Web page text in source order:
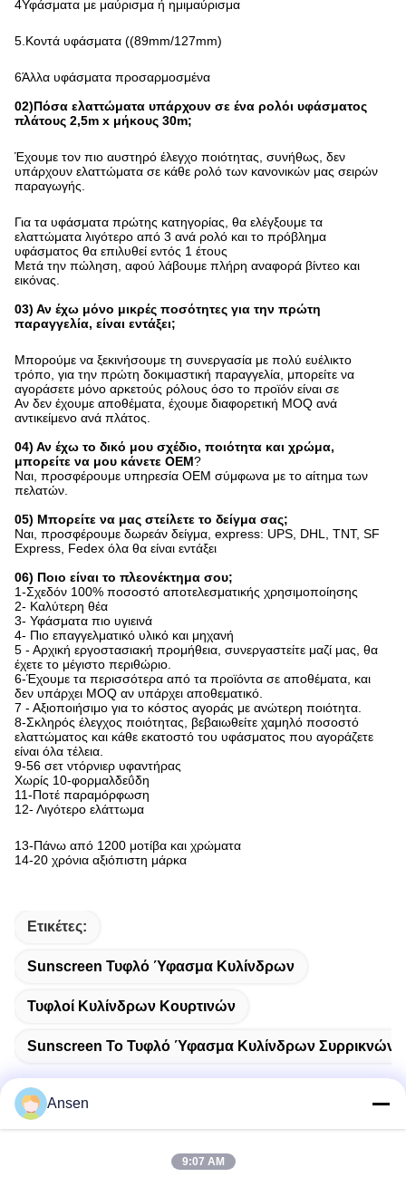
4Υφάσματα με μαύρισμα ή ημιμαύρισμα
5.Κοντά υφάσματα ((89mm/127mm)
6Άλλα υφάσματα προσαρμοσμένα
02)Πόσα ελαττώματα υπάρχουν σε ένα ρολόι υφάσματος
πλάτους 2,5m x μήκους 30m;
Έχουμε τον πιο αυστηρό έλεγχο ποιότητας, συνήθως, δεν
υπάρχουν ελαττώματα σε κάθε ρολό των κανονικών μας σειρών
παραγωγής.
Για τα υφάσματα πρώτης κατηγορίας, θα ελέγξουμε τα
ελαττώματα λιγότερο από 3 ανά ρολό και το πρόβλημα
υφάσματος θα επιλυθεί εντός 1 έτους
Μετά την πώληση, αφού λάβουμε πλήρη αναφορά βίντεο και
εικόνας.
03) Αν έχω μόνο μικρές ποσότητες για την πρώτη
παραγγελία, είναι εντάξει;
Μπορούμε να ξεκινήσουμε τη συνεργασία με πολύ ευέλικτο
τρόπο, για την πρώτη δοκιμαστική παραγγελία, μπορείτε να
αγοράσετε μόνο αρκετούς ρόλους όσο το προϊόν είναι σε
Αν δεν έχουμε αποθέματα, έχουμε διαφορετική MOQ ανά
αντικείμενο ανά πλάτος.
04) Αν έχω το δικό μου σχέδιο, ποιότητα και χρώμα,
μπορείτε να μου κάνετε OEM?
Ναι, προσφέρουμε υπηρεσία OEM σύμφωνα με το αίτημα των
πελατών.
05) Μπορείτε να μας στείλετε το δείγμα σας;
Ναι, προσφέρουμε δωρεάν δείγμα, express: UPS, DHL, TNT, SF
Express, Fedex όλα θα είναι εντάξει
06) Ποιο είναι το πλεονέκτημα σου;
1-Σχεδόν 100% ποσοστό αποτελεσματικής χρησιμοποίησης
2- Καλύτερη θέα
3- Υφάσματα πιο υγιεινά
4- Πιο επαγγελματικό υλικό και μηχανή
5 - Αρχική εργοστασιακή προμήθεια, συνεργαστείτε μαζί μας, θα
έχετε το μέγιστο περιθώριο.
6-Έχουμε τα περισσότερα από τα προϊόντα σε αποθέματα, και
δεν υπάρχει MOQ αν υπάρχει αποθεματικό.
7 - Αξιοποιήσιμο για το κόστος αγοράς με ανώτερη ποιότητα.
8-Σκληρός έλεγχος ποιότητας, βεβαιωθείτε χαμηλό ποσοστό
ελαττώματος και κάθε εκατοστό του υφάσματος που αγοράζετε
είναι όλα τέλεια.
9-56 σετ ντόρνιερ υφαντήρας
Χωρίς 10-φορμαλδεΰδη
11-Ποτέ παραμόρφωση
12- Λιγότερο ελάττωμα
13-Πάνω από 1200 μοτίβα και χρώματα
14-20 χρόνια αξιόπιστη μάρκα
Ετικέτες:
Sunscreen Τυφλό Ύφασμα Κυλίνδρων
Τυφλοί Κυλίνδρων Κουρτινών
Sunscreen Το Τυφλό Ύφασμα Κυλίνδρων
Γρήγορη επικοινωνία
Ansen
9:07 AM